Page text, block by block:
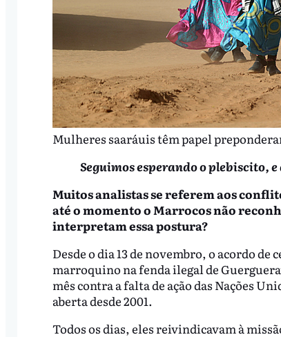
Mulheres saaráuis têm papel
Seguimos esperando o plebiscito,
Muitos analistas se referem aos
até o momento o Marrocos não
interpretam essa postura?
Desde o dia 13 de novembro, o acordo
marroquino na fenda ilegal de
mês contra a falta de ação das Nações
aberta desde 2001.
Todos os dias, eles reivindicavam à